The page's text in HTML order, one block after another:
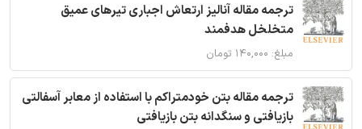
ترجمه مقاله آنالیز ارتعاش اجباری تیرهای عمیق
متخلخل هدفمند
مبلغ: ۱۴۰,۰۰۰ تومان
ترجمه مقاله بتن خودمتراکم با استفاده از معابر آسفالتی
بازیافتی و سنگدانه بتن بازیافتی